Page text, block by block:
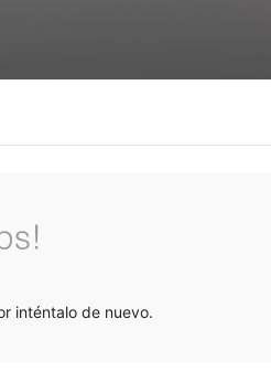
inténtalo de nuevo.